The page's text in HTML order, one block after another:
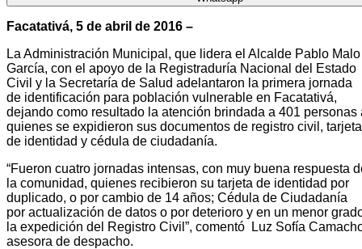
Facatativá, 5 de abril de 2016 –
La Administración Municipal, que lidera el Alcalde Pablo Malo
García, con el apoyo de la Registraduría Nacional del Estado
Civil y la Secretaría de Salud adelantaron la primera jornada
de identificación para población vulnerable en Facatativá,
dejando como resultado la atención brindada a 401 personas
quienes se expidieron sus documentos de registro civil, tarjeta
de identidad y cédula de ciudadanía.
“Fueron cuatro jornadas intensas, con muy buena respuesta
la comunidad, quienes recibieron su tarjeta de identidad por
duplicado, o por cambio de 14 años; Cédula de Ciudadanía
por actualización de datos o por deterioro y en un menor
la expedición del Registro Civil”, comentó Luz Sofía
asesora de despacho.